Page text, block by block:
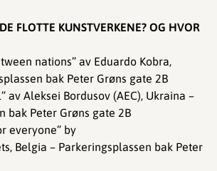
FLOTTE KUNSTVERKENE? OG HVOR
nations” av Eduardo Kobra,
bak Peter Grøns gate 2B
av Aleksei Bordusov (AEC), Ukraina –
bak Peter Grøns gate 2B
everyone” by
Belgia – Parkeringsplassen bak Peter